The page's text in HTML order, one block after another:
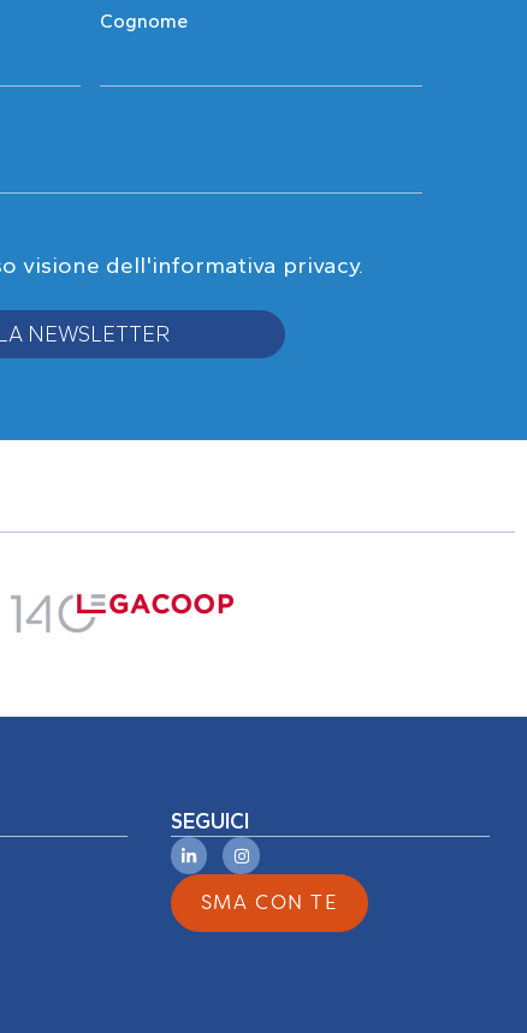
Cognome
visione dell'informativa privacy.
NEWSLETTER
SEGUICI
SMA CON TE